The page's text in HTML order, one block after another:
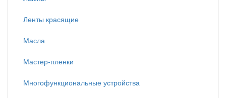
Ленты красящие
Масла
Мастер-пленки
Многофункциональные устройства